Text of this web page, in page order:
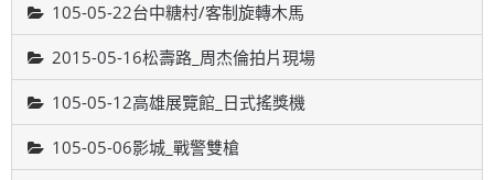
105-05-22台中糖村/客制旋轉木馬
2015-05-16松壽路_周杰倫拍片現場
105-05-12高雄展覽館_日式搖獎機
105-05-06影城_戰警雙槍